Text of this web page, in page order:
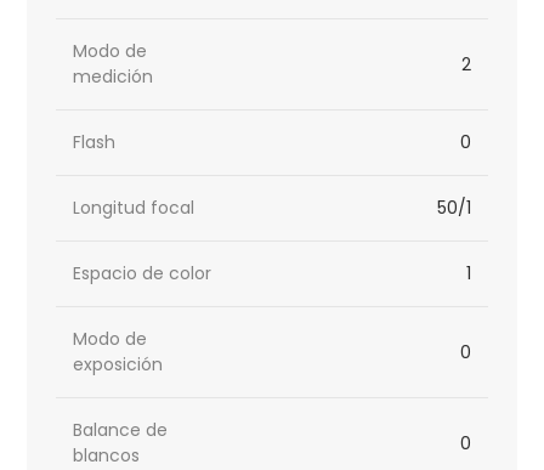
Modo de
medición
2
Flash 0
Longitud focal 50/1
Espacio de color 1
Modo de
exposición
0
Balance de
blancos
0